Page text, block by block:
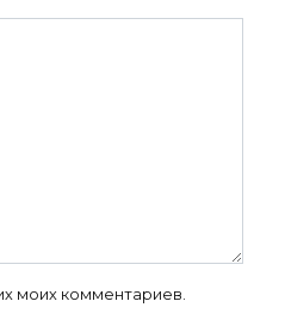
моих комментариев.